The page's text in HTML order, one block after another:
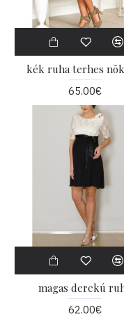
kék ruha terhes
65.00€
magas derekú
62.00€